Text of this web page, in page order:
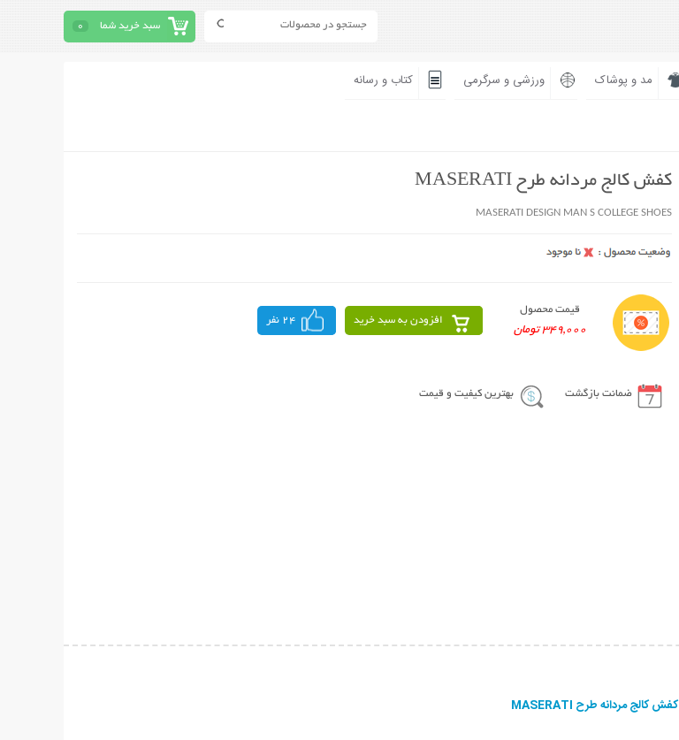
سبد خرید شما 0
مد و پوشاک ورزشی و سرگرمی کتاب و رسانه
کفش کالج مردانه طرح MASERATI
MASERATI DESIGN MAN S COLLEGE SHOES
قیمت محصول
349,000 تومان
افزودن به سبد خرید 24 نفر
ضمانت بازگشت بهترین کیفیت و قیمت
کفش کالج مردانه طرح MASERATI